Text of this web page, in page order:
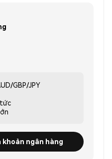
GBP/JPY
khoản ngân hàng